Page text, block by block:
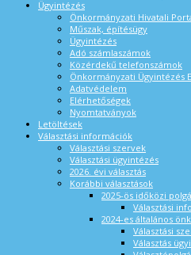
Ügyintézés
Önkormányzati Hivatali
Műszak, építésügy
Ügyintézés
Adó számlaszámok
Közérdekű telefonszámok
Önkormányzati Ügyintézés
Adatvédelem
Elérhetőségek
Nyomtatványok
Letöltések
Választási információk
Választási szervek
Választási ügyintézés
2026. évi választás
Korábbi választások
2025-ös időközi
Választási
2024-es általános
Választási
Választás